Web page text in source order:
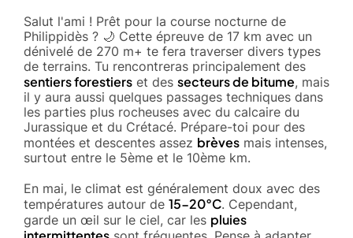
Salut l'ami ! Prêt pour la course nocturne de
Philippidès ? 🌙 Cette épreuve de 17 km avec un
dénivelé de 270 m+ te fera traverser divers types
de terrains. Tu rencontreras principalement des
sentiers forestiers et des secteurs de bitume, mais
il y aura aussi quelques passages techniques dans
les parties plus rocheuses avec du calcaire du
Jurassique et du Crétacé. Prépare-toi pour des
montées et descentes assez brèves mais intenses,
surtout entre le 5ème et le 10ème km.
En mai, le climat est généralement doux avec des
températures autour de 15-20°C. Cependant,
garde un œil sur le ciel, car les pluies